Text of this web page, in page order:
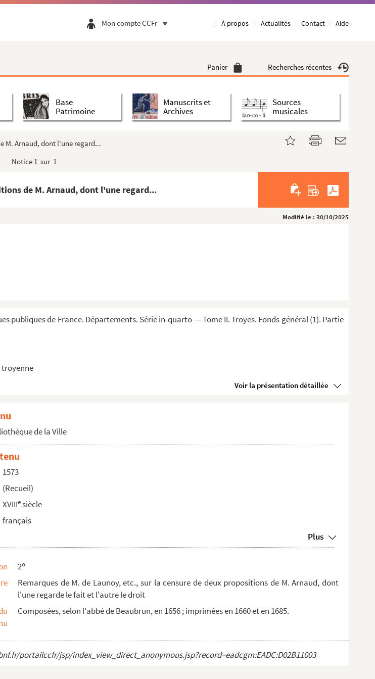
Mon compte CCFr À propos Actualités Contact Aide
Panier Recherches récentes
Base
Patrimoine
Manuscrits et
Archives
Sources
musicales
M. Arnaud, dont l'une regard...
Notice 1 sur 1
de M. Arnaud, dont l'une regard...
Modifié le : 30/10/2025
publiques de France. Départements. Série in-quarto — Tome II. Troyes. Fonds général (1). Partie
Voir la présentation détaillée
ex sententiis Patr...
chrétienne des filles
en convulsion, de 1...
la Faculté de Paris
dont l'une regard...
pour la deffence...
2 ; — aux Galates, ...
; ou suite et encha...
(c'est-à-dire, Suite ...
de la Ville
1573
(Recueil)
XVIIIesiècle
français
Plus
2o
Remarques de M. de Launoy, etc., sur la censure de deux propositions de M. Arnaud, dont
l'une regarde le fait et l'autre le droit
Composées, selon l'abbé de Beaubrun, en 1656 ; imprimées en 1660 et en 1685.
portailccfr/jsp/index_view_direct_anonymous.jsp?record=eadcgm:EADC:D02B11003